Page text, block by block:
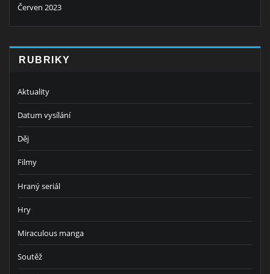
Červen 2023
RUBRIKY
Aktuality
Datum vysílání
Děj
Filmy
Hraný seriál
Hry
Miraculous manga
Soutěž